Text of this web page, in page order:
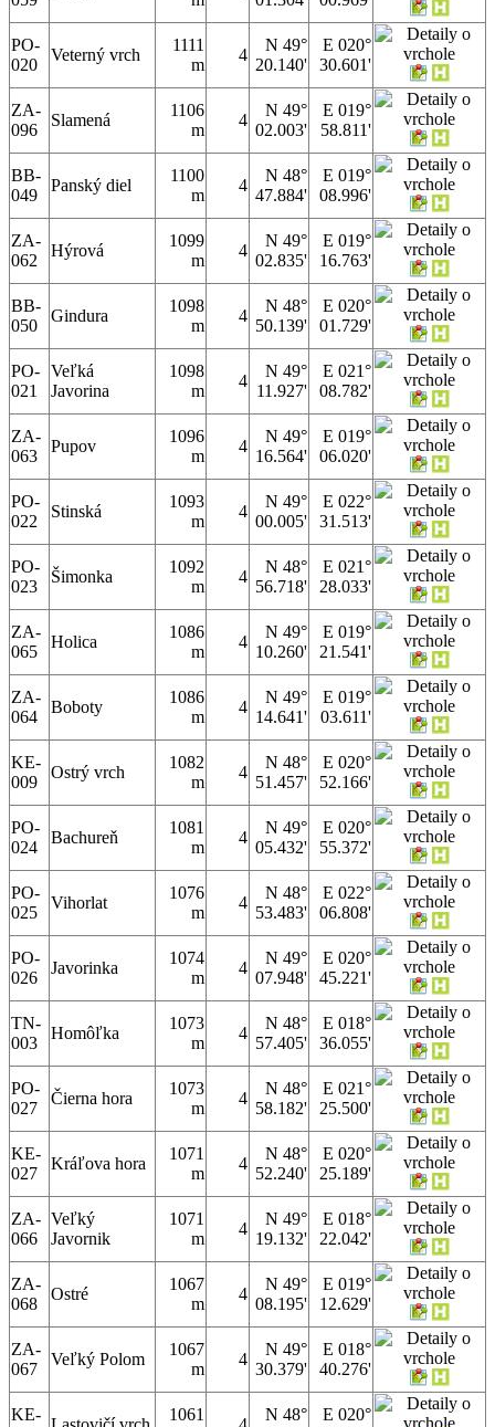
PO-
020
Veterný vrch
1111
m
4
N 49°
20.140'
E 020°
30.601'
ZA-
096
Slamená
1106
m
4
N 49°
02.003'
E 019°
58.811'
BB-
049
Panský diel
1100
m
4
N 48°
47.884'
E 019°
08.996'
ZA-
062
Hýrová
1099
m
4
N 49°
02.835'
E 019°
16.763'
BB-
050
Gindura
1098
m
4
N 48°
50.139'
E 020°
01.729'
PO-
021
Veľká
Javorina
1098
m
4
N 49°
11.927'
E 021°
08.782'
ZA-
063
Pupov
1096
m
4
N 49°
16.564'
E 019°
06.020'
PO-
022
Stinská
1093
m
4
N 49°
00.005'
E 022°
31.513'
PO-
023
Šimonka
1092
m
4
N 48°
56.718'
E 021°
28.033'
ZA-
065
Holica
1086
m
4
N 49°
10.260'
E 019°
21.541'
ZA-
064
Boboty
1086
m
4
N 49°
14.641'
E 019°
03.611'
KE-
009
Ostrý vrch
1082
m
4
N 48°
51.457'
E 020°
52.166'
PO-
024
Bachureň
1081
m
4
N 49°
05.432'
E 020°
55.372'
PO-
025
Vihorlat
1076
m
4
N 48°
53.483'
E 022°
06.808'
PO-
026
Javorinka
1074
m
4
N 49°
07.948'
E 020°
45.221'
TN-
003
Homôľka
1073
m
4
N 48°
57.405'
E 018°
36.055'
PO-
027
Čierna hora
1073
m
4
N 48°
58.182'
E 021°
25.500'
KE-
027
Kráľova hora
1071
m
4
N 48°
52.240'
E 020°
25.189'
ZA-
066
Veľký
Javornik
1071
m
4
N 49°
19.132'
E 018°
22.042'
ZA-
068
Ostré
1067
m
4
N 49°
08.195'
E 019°
12.629'
ZA-
067
Veľký Polom
1067
m
4
N 49°
30.379'
E 018°
40.276'
KE-
1061
N 48°
E 020°